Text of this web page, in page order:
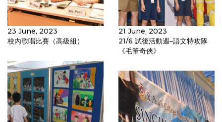
23 June, 2023
校內歌唱比賽（高級組）
21 June, 2023
21/6 試後活動週–語文特攻隊
《毛筆奇俠》